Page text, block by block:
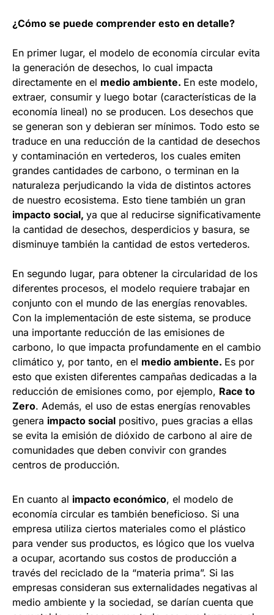
¿Cómo se puede comprender esto en detalle?
En primer lugar, el modelo de economía circular evita
la generación de desechos, lo cual impacta
directamente en el medio ambiente. En este modelo,
extraer, consumir y luego botar (características de la
economía lineal) no se producen. Los desechos que
se generan son y debieran ser mínimos. Todo esto se
traduce en una reducción de la cantidad de desechos
y contaminación en vertederos, los cuales emiten
grandes cantidades de carbono, o terminan en la
naturaleza perjudicando la vida de distintos actores
de nuestro ecosistema. Esto tiene también un gran
impacto social, ya que al reducirse significativamente
la cantidad de desechos, desperdicios y basura, se
disminuye también la cantidad de estos vertederos.
En segundo lugar, para obtener la circularidad de los
diferentes procesos, el modelo requiere trabajar en
conjunto con el mundo de las energías renovables.
Con la implementación de este sistema, se produce
una importante reducción de las emisiones de
carbono, lo que impacta profundamente en el cambio
climático y, por tanto, en el medio ambiente. Es por
esto que existen diferentes campañas dedicadas a la
reducción de emisiones como, por ejemplo, Race to
Zero. Además, el uso de estas energías renovables
genera impacto social positivo, pues gracias a ellas
se evita la emisión de dióxido de carbono al aire de
comunidades que deben convivir con grandes
centros de producción.
En cuanto al impacto económico, el modelo de
economía circular es también beneficioso. Si una
empresa utiliza ciertos materiales como el plástico
para vender sus productos, es lógico que los vuelva
a ocupar, acortando sus costos de producción a
través del reciclado de la “materia prima”. Si las
empresas consideran sus externalidades negativas al
medio ambiente y la sociedad, se darían cuenta que